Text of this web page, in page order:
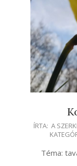
2021-
ÍRTA: A
Téma: